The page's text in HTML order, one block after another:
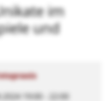
im
und
19:00
22:00